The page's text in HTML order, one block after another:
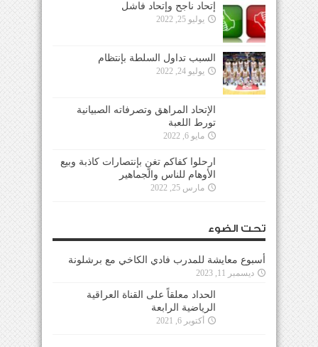
إتحاد ناجح وإتحاد فاشل
يوليو 25, 2022
السبب تداول السلطة بإنتظام
يوليو 24, 2022
الإتحاد المراهق وتصرفاته الصبيانية
تورط اللعبة
مايو 6, 2022
ارحلوا كفاكم تغنٍ بإنتصارات كاذبة وبيع
الأوهام للناس والجماهير
مارس 25, 2022
تحت الضوء
أسبوع معايشة للمدرب فادي الكاخي مع برشلونة
ديسمبر 11, 2023
الحداد معلقاً على القناة العراقية
الرياضية الرابعة
أكتوبر 6, 2021